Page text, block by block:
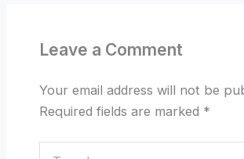
Leave a Comment
Your email address will not be
Required fields are marked *